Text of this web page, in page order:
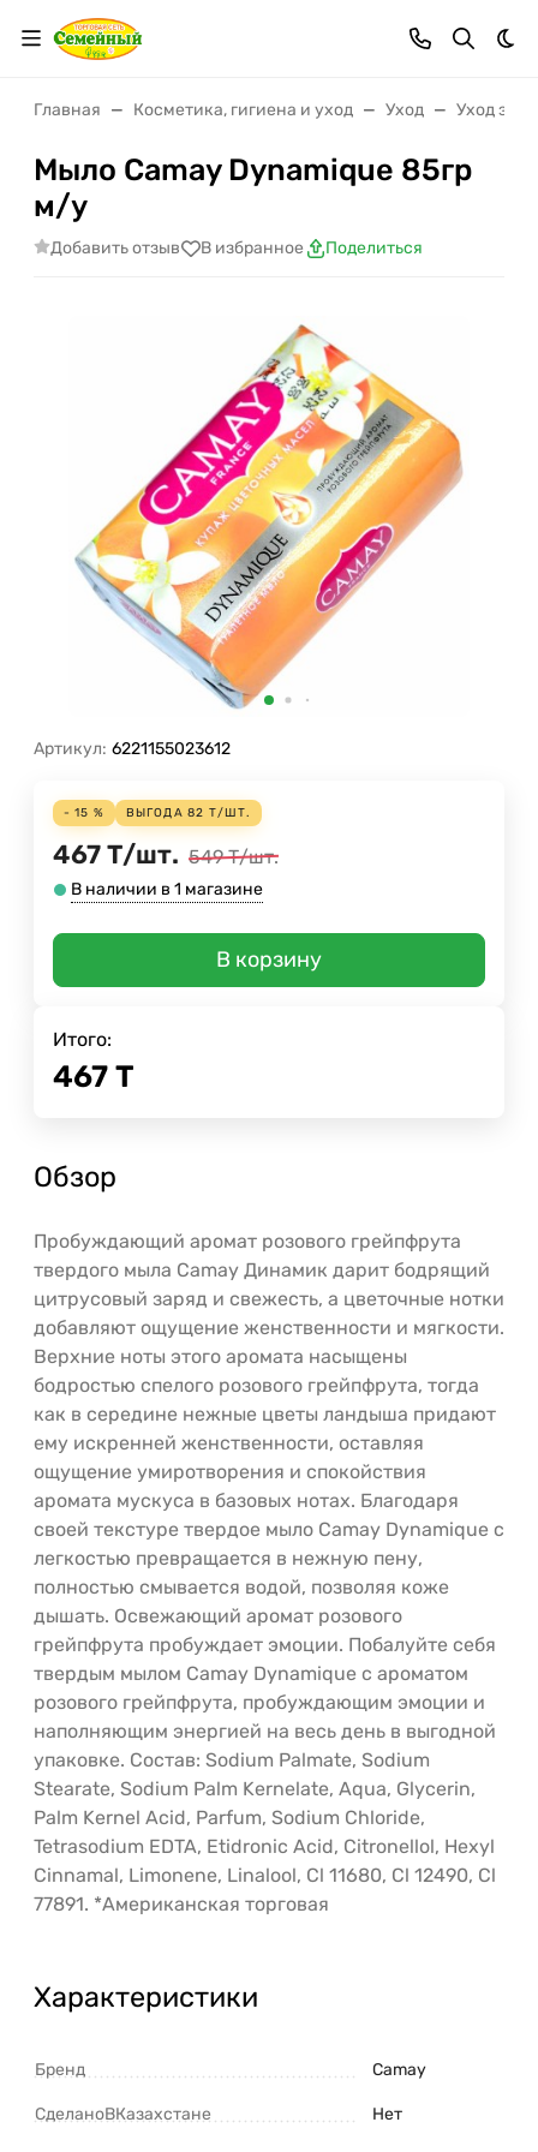
Главная Косметика, гигиена и уход Уход Уход за
Мыло Camay Dynamique 85гр
м/у
Добавить отзыв В избранное Поделиться
Артикул: 6221155023612
- 15 % ВЫГОДА 82 Т/ШТ.
467 Т/шт. 549 Т/шт.
В наличии в 1 магазине
В корзину
Итого:
467 Т
Обзор
Пробуждающий аромат розового грейпфрута
твердого мыла Camay Динамик дарит бодрящий
цитрусовый заряд и свежесть, а цветочные нотки
добавляют ощущение женственности и мягкости.
Верхние ноты этого аромата насыщены
бодростью спелого розового грейпфрута, тогда
как в середине нежные цветы ландыша придают
ему искренней женственности, оставляя
ощущение умиротворения и спокойствия
аромата мускуса в базовых нотах. Благодаря
своей текстуре твердое мыло Camay Dynamique с
легкостью превращается в нежную пену,
полностью смывается водой, позволяя коже
дышать. Освежающий аромат розового
грейпфрута пробуждает эмоции. Побалуйте себя
твердым мылом Camay Dynamique с ароматом
розового грейпфрута, пробуждающим эмоции и
наполняющим энергией на весь день в выгодной
упаковке. Состав: Sodium Palmate, Sodium
Stearate, Sodium Palm Kernelate, Aqua, Glycerin,
Palm Kernel Acid, Parfum, Sodium Chloride,
Tetrasodium EDTA, Etidronic Acid, Citronellol, Hexyl
Cinnamal, Limonene, Linalool, Cl 11680, Cl 12490, Cl
77891. *Американская торговая
Характеристики
Бренд Camay
СделаноВКазахстане Нет